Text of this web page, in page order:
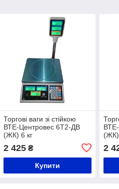
Торгові ваги зі стійкою
ВТЕ-Центровес 6Т2-ДВ
(ЖК) 6 кг
2 425₴
Купити
(ЖК)
2